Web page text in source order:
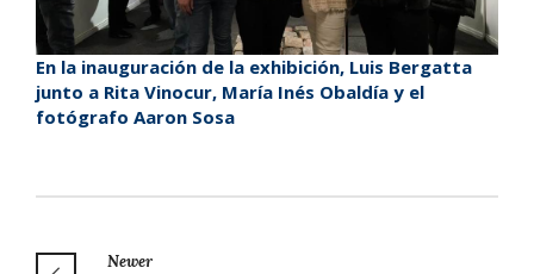
En la inauguración de la exhibición, Luis Bergatta
junto a Rita Vinocur, María Inés Obaldía y el
fotógrafo Aaron Sosa
Newer